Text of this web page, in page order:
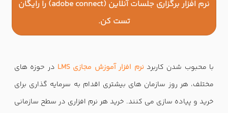
نرم افزار برگزاری جلسات آنلاین (adobe connect) را رايگان
تست كن.
با محبوب شدن کاربردنرم افزار آموزش مجازی LMS
در حوزه های
مختلف، هر روز سازمان های بیشتری اقدام به سرمایه گذاری برای
خرید و پیاده سازی می کنند. خرید هر نرم افزاری در سطح سازمانی